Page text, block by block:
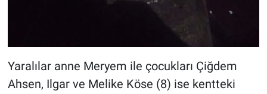
Yaralılar anne Meryem ile çocukları Çiğdem
Ahsen, Ilgar ve Melike Köse (8) ise kentteki